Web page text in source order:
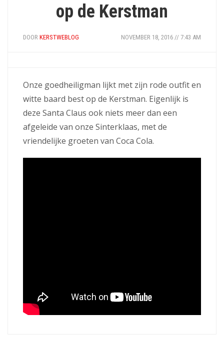
op de Kerstman
DOOR KERSTWEBLOG NOVEMBER 18, 2016 // 7:43 AM
Onze goedheiligman lijkt met zijn rode outfit en
witte baard best op de Kerstman. Eigenlijk is
deze Santa Claus ook niets meer dan een
afgeleide van onze Sinterklaas, met de
vriendelijke groeten van Coca Cola.